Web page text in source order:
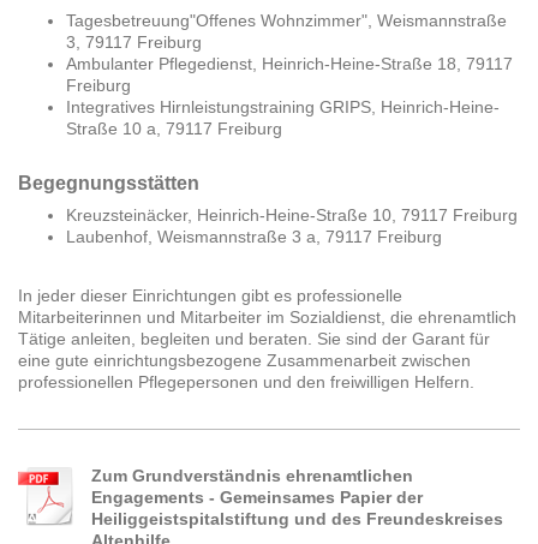
Tagesbetreuung"Offenes Wohnzimmer", Weismannstraße
3, 79117 Freiburg
Ambulanter Pflegedienst, Heinrich-Heine-Straße 18, 79117
Freiburg
Integratives Hirnleistungstraining GRIPS, Heinrich-Heine-
Straße 10 a, 79117 Freiburg
Begegnungsstätten
Kreuzsteinäcker, Heinrich-Heine-Straße 10, 79117 Freiburg
Laubenhof, Weismannstraße 3 a, 79117 Freiburg
In jeder dieser Einrichtungen gibt es professionelle
Mitarbeiterinnen und Mitarbeiter im Sozialdienst, die ehrenamtlich
Tätige anleiten, begleiten und beraten. Sie sind der Garant für
eine gute einrichtungsbezogene Zusammenarbeit zwischen
professionellen Pflegepersonen und den freiwilligen Helfern.
Zum Grundverständnis ehrenamtlichen
Engagements - Gemeinsames Papier der
Heiliggeistspitalstiftung und des Freundeskreises